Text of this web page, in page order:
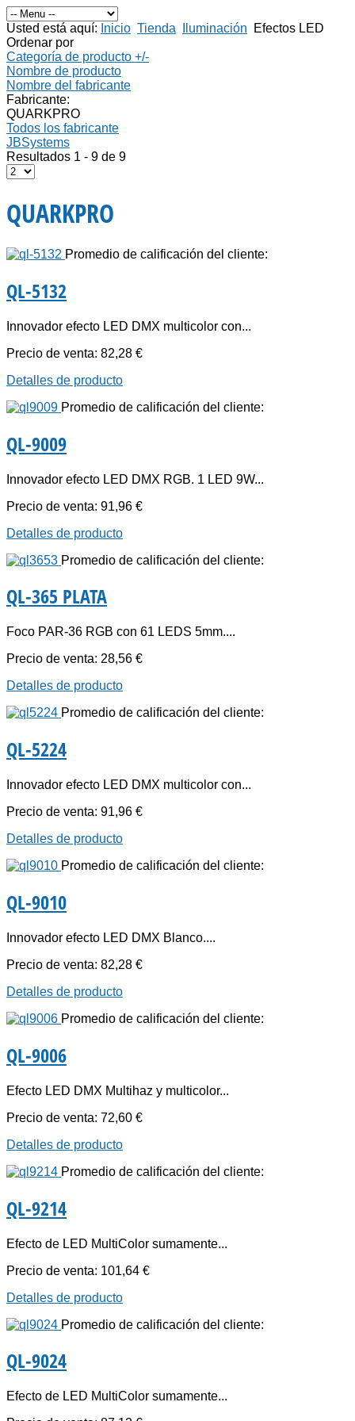
Usted está aquí: Inicio Tienda Iluminación
Efectos LED
Ordenar por
Categoría de producto +/-
Nombre de producto
Nombre del fabricante
Fabricante:
QUARKPRO
Todos los fabricante
JBSystems
Resultados 1 - 9 de 9
QUARKPRO
Promedio de calificación del cliente:
QL-5132
Innovador efecto LED DMX multicolor con...
Precio de venta: 82,28 €
Detalles de producto
Promedio de calificación del cliente:
QL-9009
Innovador efecto LED DMX RGB. 1 LED 9W...
Precio de venta: 91,96 €
Detalles de producto
Promedio de calificación del cliente:
QL-365 PLATA
Foco PAR-36 RGB con 61 LEDS 5mm....
Precio de venta: 28,56 €
Detalles de producto
Promedio de calificación del cliente:
QL-5224
Innovador efecto LED DMX multicolor con...
Precio de venta: 91,96 €
Detalles de producto
Promedio de calificación del cliente:
QL-9010
Innovador efecto LED DMX Blanco....
Precio de venta: 82,28 €
Detalles de producto
Promedio de calificación del cliente:
QL-9006
Efecto LED DMX Multihaz y multicolor...
Precio de venta: 72,60 €
Detalles de producto
Promedio de calificación del cliente:
QL-9214
Efecto de LED MultiColor sumamente...
Precio de venta: 101,64 €
Detalles de producto
Promedio de calificación del cliente:
QL-9024
Efecto de LED MultiColor sumamente...